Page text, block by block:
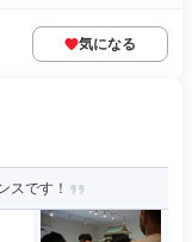
気になる
スです！